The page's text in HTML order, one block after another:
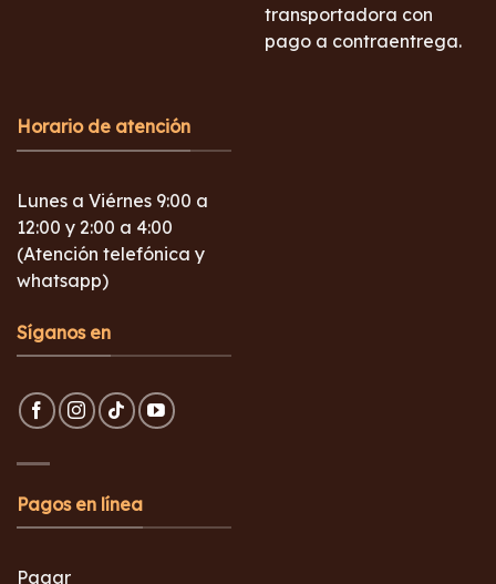
transportadora con
pago a contraentrega.
Horario de atención
Lunes a Viérnes 9:00 a
12:00 y 2:00 a 4:00
(Atención telefónica y
whatsapp)
Síganos en
Pagos en línea
Pagar